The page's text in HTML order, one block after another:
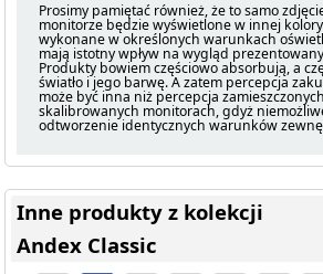
Prosimy pamiętać również, że to samo
monitorze będzie wyświetlone w innej
wykonane w określonych warunkach
mają istotny wpływ na wygląd
Produkty bowiem częściowo absorbują, a
światło i jego barwę. A zatem percepcja
może być inna niż percepcja
skalibrowanych monitorach, gdyż
odtworzenie identycznych warunków
Inne produkty z kolekcji
Andex Classic